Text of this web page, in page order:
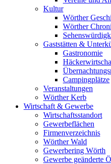
Kultur
Wörther
Wörther
Gaststätten &
Gastronomie
Campingplätze
Veranstaltungen
Wörther Kerb
Wirtschaft & Gewerbe
Wirtschaftsstandort
Gewerbeflächen
Firmenverzeichnis
Wörther Wald
Gewerbering Wörth
Gewerbe geänderte